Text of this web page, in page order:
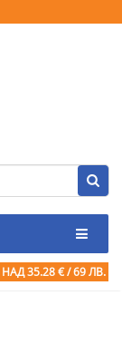
НАД 35.28 € / 69 ЛВ.